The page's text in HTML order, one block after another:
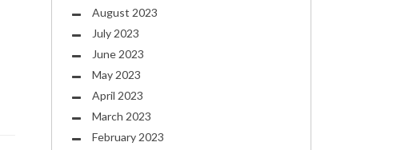
August 2023
July 2023
June 2023
May 2023
April 2023
March 2023
February 2023